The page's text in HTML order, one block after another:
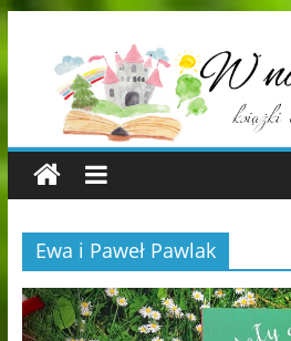
Ewa i Paweł Pawlak